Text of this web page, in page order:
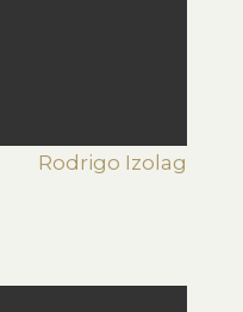
Rodrigo Izolag